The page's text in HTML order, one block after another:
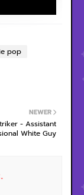
pop
NEWER
- Assistant
White Guy